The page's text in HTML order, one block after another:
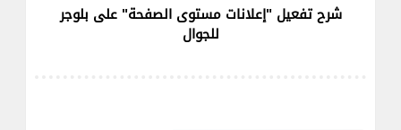
شرح تفعيل "إعلانات مستوى الصفحة" على بلوجر
للجوال